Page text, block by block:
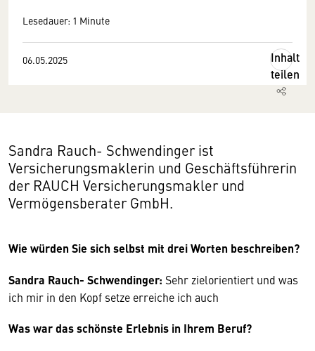
Lesedauer: 1 Minute
06.05.2025
Inhalt
teilen
Sandra Rauch- Schwendinger ist
Versicherungsmaklerin und Geschäftsführerin
der RAUCH Versicherungsmakler und
Vermögensberater GmbH.
Wie würden Sie sich selbst mit drei Worten beschreiben?
Sandra Rauch- Schwendinger: Sehr zielorientiert und was
ich mir in den Kopf setze erreiche ich auch
Was war das schönste Erlebnis in Ihrem Beruf?